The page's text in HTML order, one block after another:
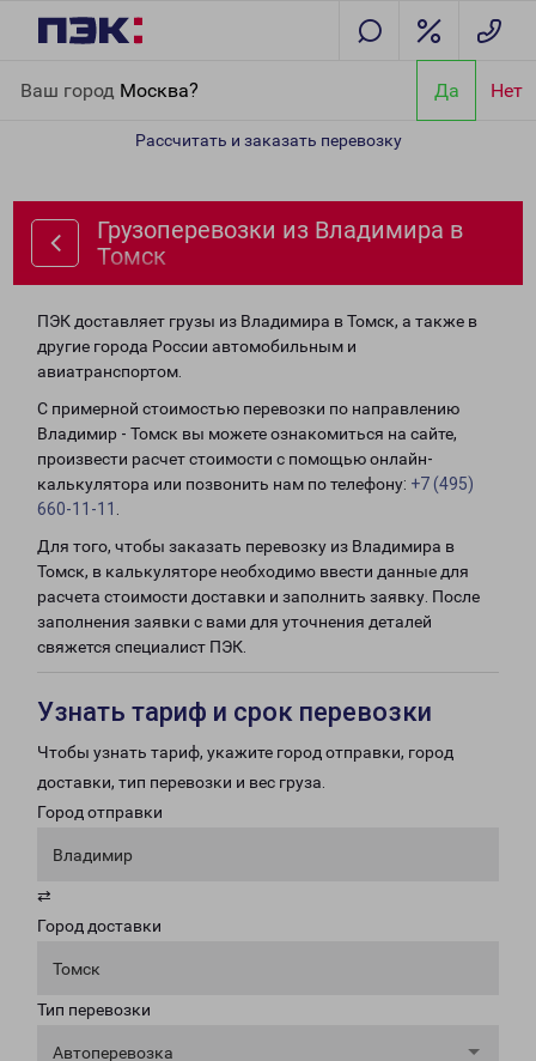
Ваш город Москва? Да Нет
Рассчитать и заказать перевозку
Грузоперевозки из Владимира в
Томск
ПЭК доставляет грузы из Владимира в Томск, а также в
другие города России автомобильным и
авиатранспортом.
С примерной стоимостью перевозки по направлению
Владимир - Томск вы можете ознакомиться на сайте,
произвести расчет стоимости с помощью онлайн-
калькулятора или позвонить нам по телефону: +7 (495)
660-11-11
Для того, чтобы заказать перевозку из Владимира в
Томск, в калькуляторе необходимо ввести данные для
расчета стоимости доставки и заполнить заявку. После
заполнения заявки с вами для уточнения деталей
свяжется специалист ПЭК.
Узнать тариф и срок перевозки
Чтобы узнать тариф, укажите город отправки, город
доставки, тип перевозки и вес груза.
Город отправки
Владимир
⇄
Город доставки
Томск
Тип перевозки
Автоперевозка